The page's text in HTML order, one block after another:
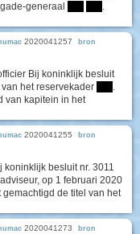
generaal
.
2020041257 bron
Bij koninklijk besluit
het reservekader
.
van kapitein in het
2020041255 bron
koninklijk besluit nr. 3011
op 1 februari 2020
de titel van het
2020041273 bron